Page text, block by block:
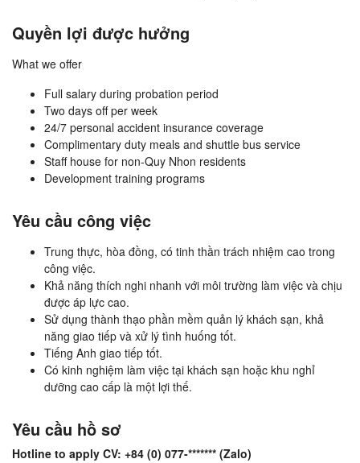
Quyền lợi được hưởng
What we offer
Full salary during probation period
Two days off per week
24/7 personal accident insurance coverage
Complimentary duty meals and shuttle bus service
Staff house for non-Quy Nhon residents
Development training programs
Yêu cầu công việc
Trung thực, hòa đồng, có tinh thần trách nhiệm cao trong
công việc.
Khả năng thích nghi nhanh với môi trường làm việc và chịu
được áp lực cao.
Sử dụng thành thạo phần mềm quản lý khách sạn, khả
năng giao tiếp và xử lý tình huống tốt.
Tiếng Anh giao tiếp tốt.
Có kinh nghiệm làm việc tại khách sạn hoặc khu nghỉ
dưỡng cao cấp là một lợi thế.
Yêu cầu hồ sơ
Hotline to apply CV: +84 (0) 077-******* (Zalo)